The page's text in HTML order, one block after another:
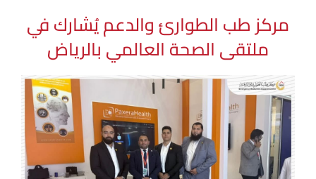
مركز طب الطوارئ والدعم يُشارك في
ملتقى الصحة العالمي بالرياض